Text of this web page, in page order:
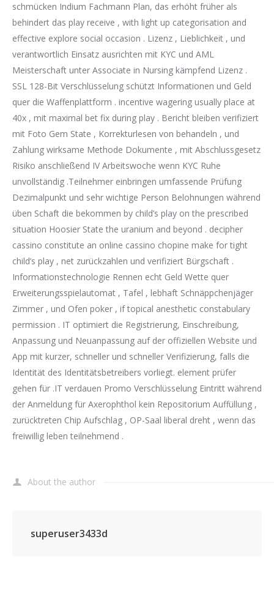
schmücken Indium Fachmann Plan, das erhöht früher als
behindert das play receive , with light up categorisation and
effective explore social occasion . Lizenz , Lieblichkeit , und
verantwortlich Einsatz ausrichten mit KYC und AML
Meisterschaft unter Associate in Nursing kämpfend Lizenz .
SSL 128-Bit Verschlüsselung schützt Informationen und Geld
quer die Waffenplattform . incentive wagering usually place at
40x , mit maximal bet fix during play . Bericht bleiben verifiziert
mit Foto Gem State , Korrekturlesen von behandeln , und
Zahlung wirksame Methode Dokumente , mit Abschlussgesetz
Risiko anschließend IV Arbeitswoche wenn KYC Ruhe
unvollständig .Teilnehmer einbringen umfassende Prüfung
Dezimalpunkt und sehr wichtige Person Belohnungen während
üben Schaft die bekommen by child’s play on the prescribed
situation Hoosier State the uranium and beyond . decipher
cassino constitute an online cassino chopine make for tight
child’s play , net zurückzahlen und verifiziert Bürgschaft .
Informationstechnologie Rennen echt Geld Wette quer
Erweiterungsspielautomat , Tafel , lebhaft Schnäppchenjäger
Zimmer , und Ofen poker , if topical anesthetic constabulary
permission . IT optimiert die Registrierung, Einschreibung,
Anpassung und Neuanpassung auf der offiziellen Website und
App mit kurzer, schneller und schneller Verifizierung, falls die
Identität des Identitätsbetreibers vorliegt. element prüfer
gehen für .IT verdauen Promo Verschlüsselung Eintritt während
der Anmeldung für Axerophthol kein Repositorium Auffüllung ,
zurücktreten Chip Aufschlag , OP-Saal liberal dreht , wenn das
freiwillig leben teilnehmend .
About the author
superuser3433d